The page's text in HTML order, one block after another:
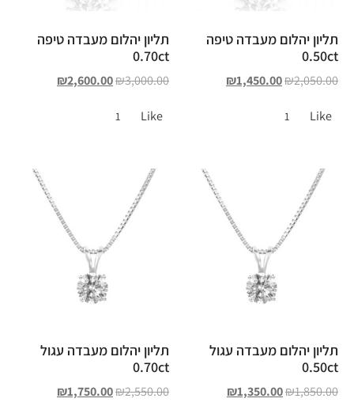
תליון יהלום מעבדה טיפה
0.50ct
₪2,050.00
₪1,450.00
Like
1
תליון יהלום מעבדה טיפה
0.70ct
₪3,000.00
₪2,600.00
Like
1
תליון יהלום מעבדה עגול
0.50ct
₪1,850.00
₪1,350.00
תליון יהלום מעבדה עגול
0.70ct
₪2,550.00
₪1,750.00